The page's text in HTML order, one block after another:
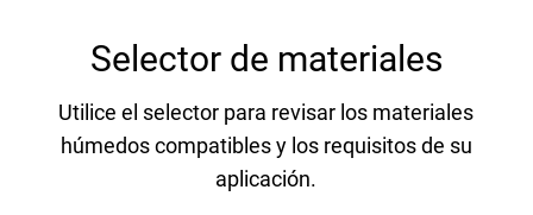
Selector de materiales
Utilice el selector para revisar los materiales
húmedos compatibles y los requisitos de su
aplicación.